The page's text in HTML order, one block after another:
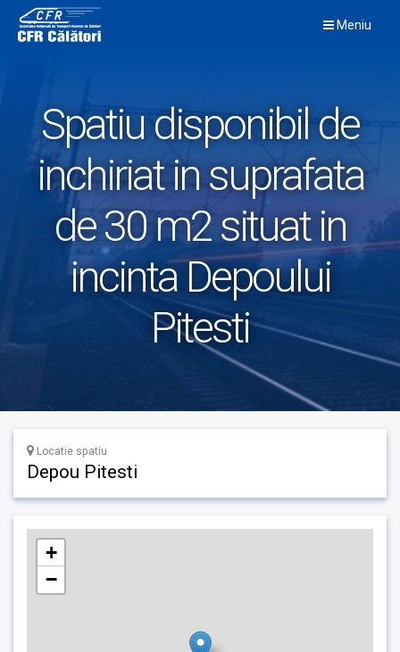
content
Meniu
Spatiu disponibil de
inchiriat in suprafata
de 30 m2 situat in
incinta Depoului
Pitesti
Locatie spatiu
Depou Pitesti
+
−